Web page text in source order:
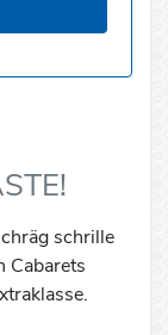
schrille
Cabarets